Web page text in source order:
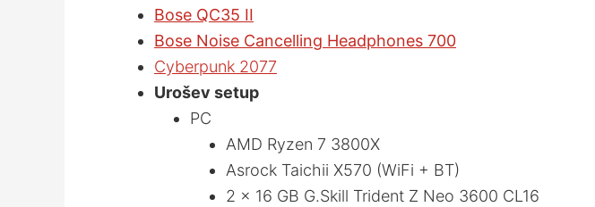
Bose QC35 II
Bose Noise Cancelling Headphones 700
Cyberpunk 2077
Urošev setup
PC
AMD Ryzen 7 3800X
Asrock Taichii X570 (WiFi + BT)
2 × 16 GB G.Skill Trident Z Neo 3600 CL16